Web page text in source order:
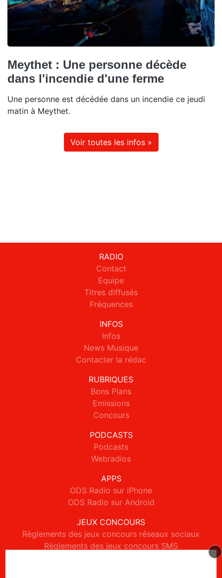
Meythet : Une personne décède
dans l'incendie d'une ferme
Une personne est décédée dans un incendie ce jeudi
matin à Meythet.
Voir toutes les infos »
RADIO
Contact
Equipe
Titres diffusés
Fréquences
INFOS
Infos
News Musique
Contacter la rédac
RUBRIQUES
Bons Plans
Emissions
Concours
PODCASTS
Podcasts
Webradios
APPS
ODS Radio sur iPhone
ODS Radio sur Android
JEUX CONCOURS
Règlements des jeux concours réseaux sociaux
Règlements des jeux concours SMS